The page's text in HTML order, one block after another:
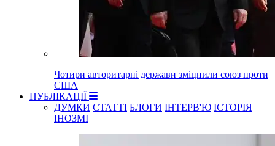
Чотири авторитарні держави зміцнили союз проти
США
ПУБЛІКАЦІЇ
ДУМКИ СТАТТІ БЛОГИ ІНТЕРВ'Ю ІСТОРІЯ
ІНОЗМІ